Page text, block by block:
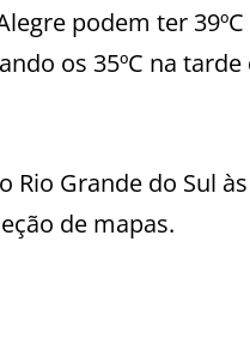
podem ter 39ºC
os 35ºC na tarde
Rio Grande do Sul
de mapas.